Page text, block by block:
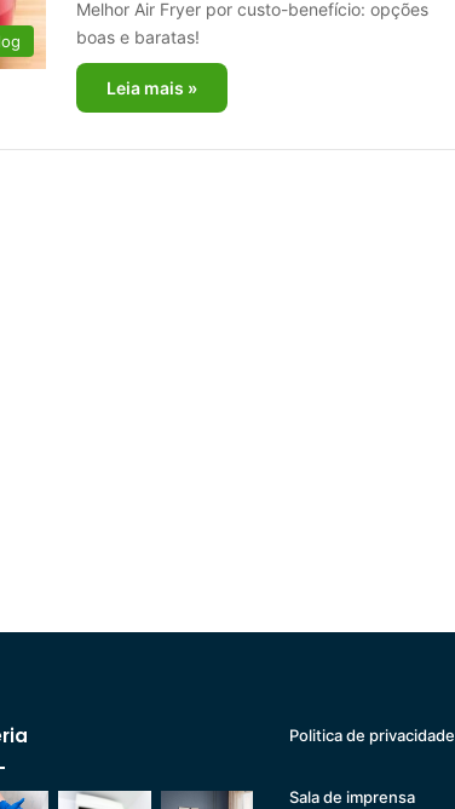
Melhor Air Fryer por custo-benefício: opções
boas e baratas!
Leia mais »
Politica de privacidade
Sala de imprensa